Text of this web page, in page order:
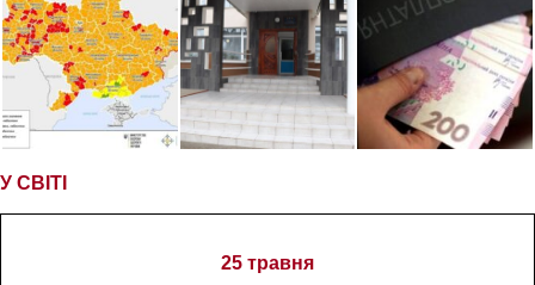
У СВІТІ
25 травня